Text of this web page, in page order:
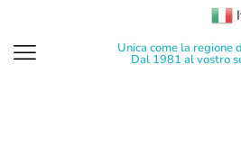
Unica come la regione
Dal 1981 al vostro